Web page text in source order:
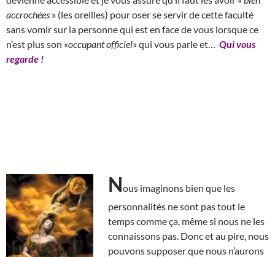
accrochées » (les oreilles) pour oser se servir de cette faculté
sans vomir sur la personne qui est en face de vous lorsque ce
n’est plus son «occupant officiel» qui vous parle et… Qui vous
regarde !
Nous imaginons bien que les
personnalités ne sont pas tout le
temps comme ça, même si nous ne les
connaissons pas. Donc et au pire, nous
pouvons supposer que nous n’aurons